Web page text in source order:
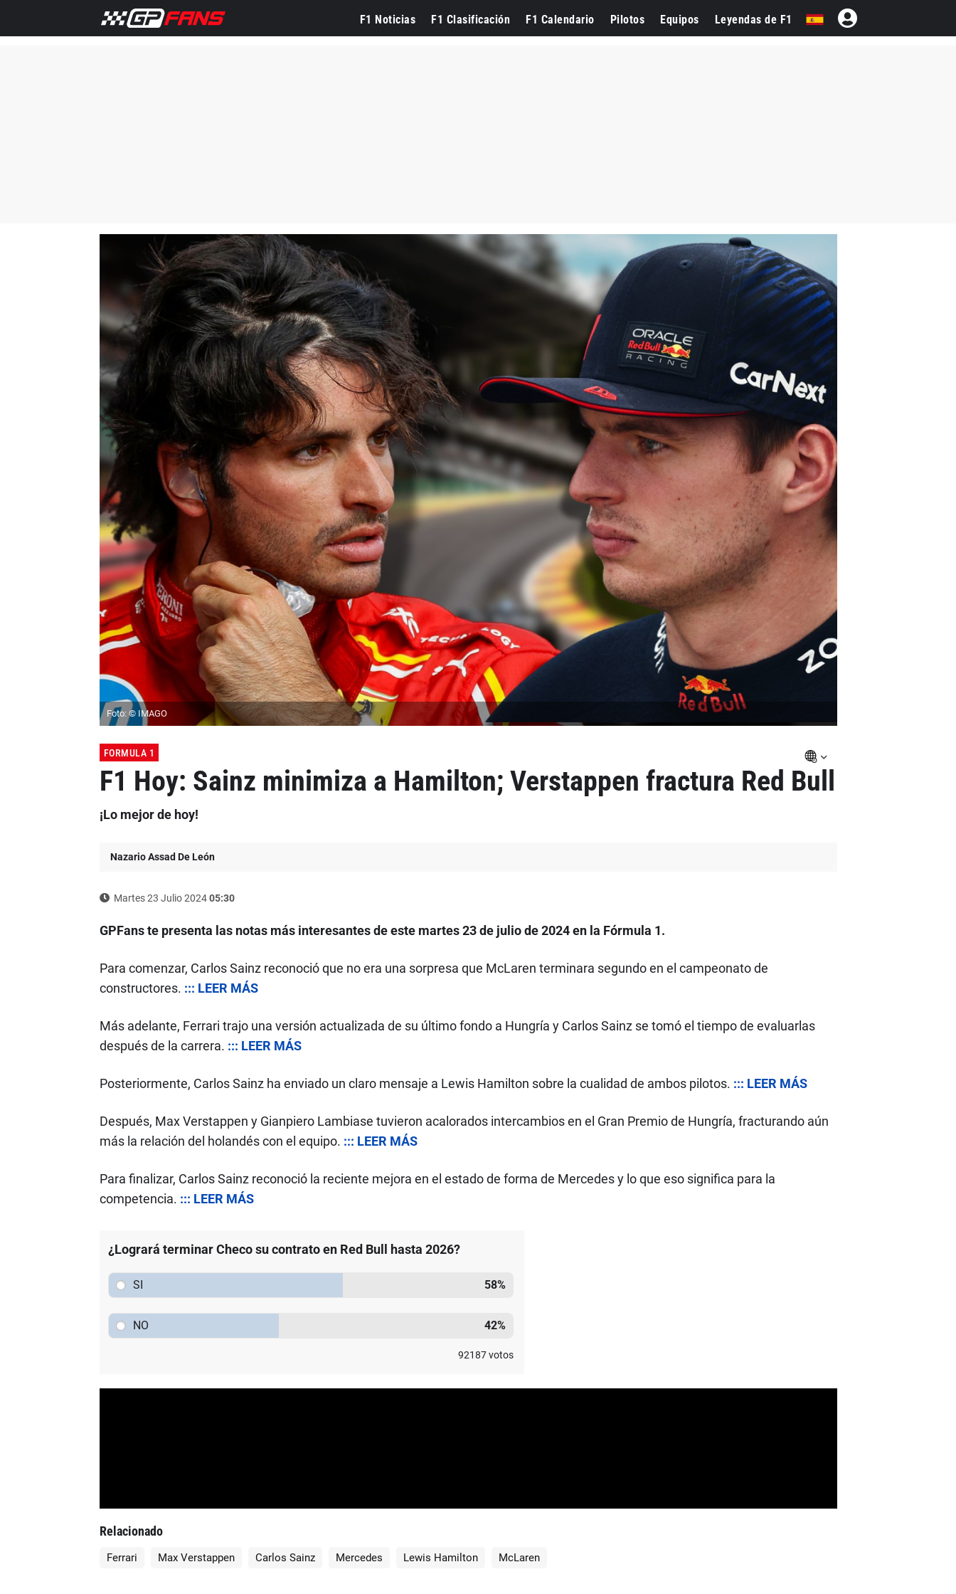
F1 Noticias F1 Clasificación F1 Calendario Pilotos Equipos Leyendas de F1
Foto: © IMAGO
FORMULA 1
F1 Hoy: Sainz minimiza a Hamilton; Verstappen fractura Red Bull
¡Lo mejor de hoy!
Nazario Assad De León
Martes 23 Julio 202405:30
GPFans te presenta las notas más interesantes de este martes 23 de julio de 2024 en la Fórmula 1.
Para comenzar, Carlos Sainz reconoció que no era una sorpresa que McLaren terminara segundo en el campeonato de
constructores. ::: LEER MÁS
Más adelante, Ferrari trajo una versión actualizada de su último fondo a Hungría y Carlos Sainz se tomó el tiempo de evaluarlas
después de la carrera. ::: LEER MÁS
Posteriormente, Carlos Sainz ha enviado un claro mensaje a Lewis Hamilton sobre la cualidad de ambos pilotos. ::: LEER MÁS
Después, Max Verstappen y Gianpiero Lambiase tuvieron acalorados intercambios en el Gran Premio de Hungría, fracturando aún
más la relación del holandés con el equipo. ::: LEER MÁS
Para finalizar, Carlos Sainz reconoció la reciente mejora en el estado de forma de Mercedes y lo que eso significa para la
competencia. ::: LEER MÁS
¿Logrará terminar Checo su contrato en Red Bull hasta 2026?
SI 58%
NO 42%
92187votos
Relacionado
Ferrari Max Verstappen Carlos Sainz Mercedes Lewis Hamilton McLaren